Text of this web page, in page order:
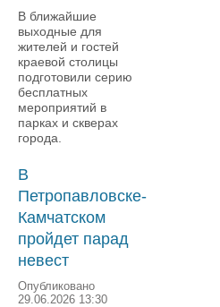
В ближайшие
выходные для
жителей и гостей
краевой столицы
подготовили серию
бесплатных
мероприятий в
парках и скверах
города.
В
Петропавловске-
Камчатском
пройдет парад
невест
Опубликовано
29.06.2026 13:30